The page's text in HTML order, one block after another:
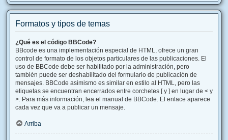
Formatos y tipos de temas
¿Qué es el código BBCode?
BBcode es una implementación especial de HTML, ofrece un gran
control de formato de los objetos particulares de las publicaciones. El
uso de BBCode debe ser habilitado por la administración, pero
también puede ser deshabilitado del formulario de publicación de
mensajes. BBCode asimismo es similar en estilo al HTML, pero las
etiquetas se encuentran encerrados entre corchetes [ y ] en lugar de < y
>. Para más información, lea el manual de BBCode. El enlace aparece
cada vez que va a publicar un mensaje.
Arriba